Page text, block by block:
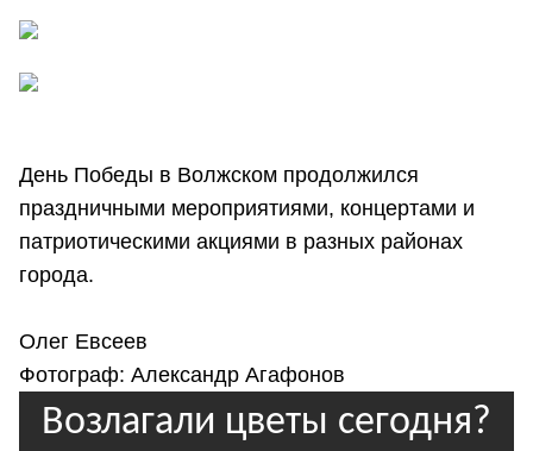
День Победы в Волжском продолжился
праздничными мероприятиями, концертами и
патриотическими акциями в разных районах
города.
Олег Евсеев
Фотограф: Александр Агафонов